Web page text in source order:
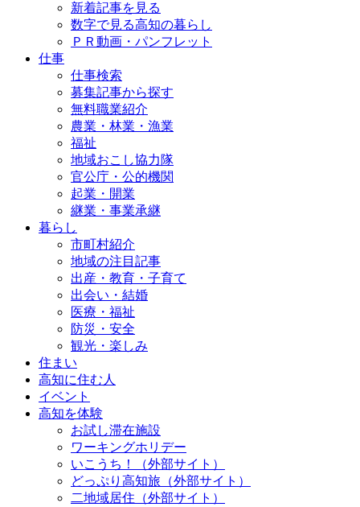
新着記事を見る
数字で見る高知の暮らし
ＰＲ動画・パンフレット
仕事
仕事検索
募集記事から探す
無料職業紹介
農業・林業・漁業
福祉
地域おこし協力隊
官公庁・公的機関
起業・開業
継業・事業承継
暮らし
市町村紹介
地域の注目記事
出産・教育・子育て
出会い・結婚
医療・福祉
防災・安全
観光・楽しみ
住まい
高知に住む人
イベント
高知を体験
お試し滞在施設
ワーキングホリデー
いこうち！（外部サイト）
どっぷり高知旅（外部サイト）
二地域居住（外部サイト）